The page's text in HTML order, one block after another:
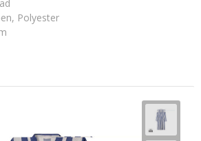
Polyester